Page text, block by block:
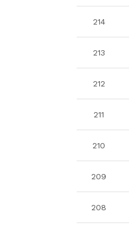
214
213
212
211
210
209
208